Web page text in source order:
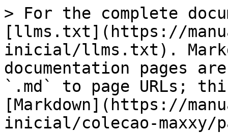
> For the complete
[llms.txt](https://
inicial/llms.txt).
documentation pages
`.md` to page URLs;
[Markdown](https://
inicial/colecao-maxxy/